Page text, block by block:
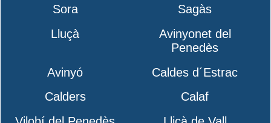
Sora
Sagàs
Lluçà
Avinyonet del
Penedès
Avinyó
Caldes d´Estrac
Calders
Calaf